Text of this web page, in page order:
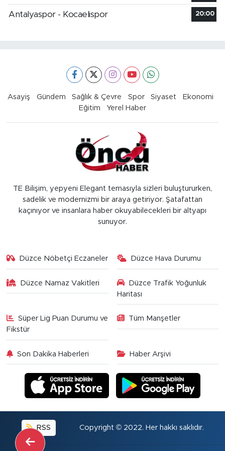
Antalyaspor - Kocaelispor 20:00
Asayiş Gündem Sağlık & Çevre Spor Siyaset
Ekonomi
Eğitim
Yerel Haber
TE Bilişim, yepyeni Elegant temasıyla sizleri buluştururken,
sadelik ve modernizmi bir araya getiriyor. Şatafattan
kaçınıyor ve insanlara haber okuyabilecekleri bir altyapı
sunuyor.
Düzce Nöbetçi Eczaneler Düzce Hava Durumu
Düzce Namaz Vakitleri
Düzce Trafik Yoğunluk
Haritası
Süper Lig Puan Durumu ve
Fikstür
Tüm Manşetler
Son Dakika Haberleri Haber Arşivi
RSS Copyright © 2022. Her hakkı saklıdır.